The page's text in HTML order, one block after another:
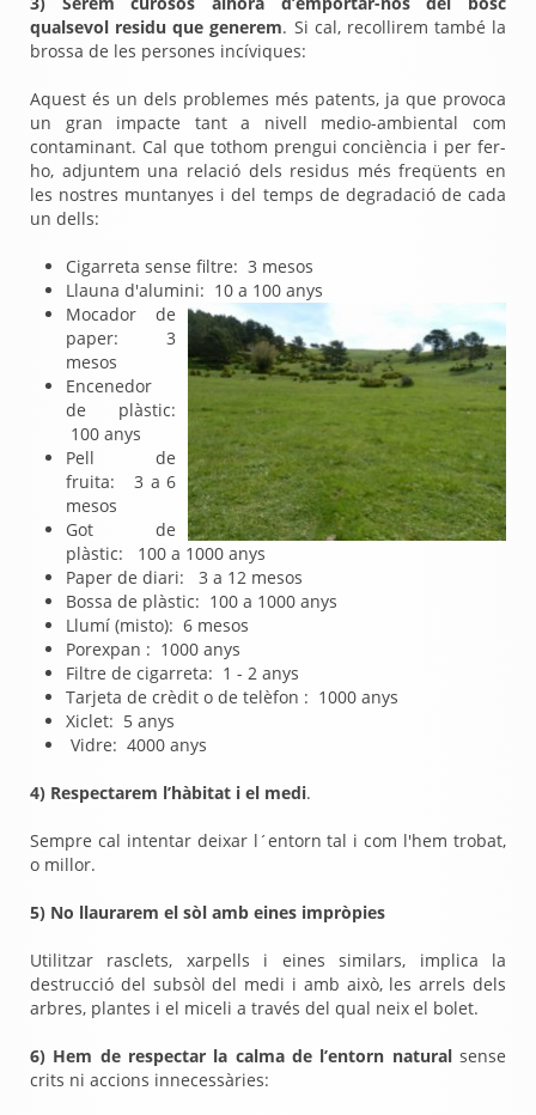
qualsevol residu que generem. Si cal, recollirem també la
brossa de les persones incíviques:
Aquest és un dels problemes més patents, ja que provoca
un gran impacte tant a nivell medio-ambiental com
contaminant. Cal que tothom prengui conciència i per fer-
ho, adjuntem una relació dels residus més freqüents en
les nostres muntanyes i del temps de degradació de cada
un dells:
Cigarreta sense filtre: 3 mesos
Llauna d'alumini: 10 a 100 anys
Mocador de
paper: 3
mesos
Encenedor
de plàstic:
100 anys
Pell de
fruita: 3 a 6
mesos
Got de
plàstic: 100 a 1000 anys
Paper de diari: 3 a 12 mesos
Bossa de plàstic: 100 a 1000 anys
Llumí (misto): 6 mesos
Porexpan : 1000 anys
Filtre de cigarreta: 1 - 2 anys
Tarjeta de crèdit o de telèfon : 1000 anys
Xiclet: 5 anys
Vidre: 4000 anys
4) Respectarem l’hàbitat i el medi.
Sempre cal intentar deixar l´entorn tal i com l'hem trobat,
o millor.
5) No llaurarem el sòl amb eines impròpies
Utilitzar rasclets, xarpells i eines similars, implica la
destrucció del subsòl del medi i amb això, les arrels dels
arbres, plantes i el miceli a través del qual neix el bolet.
6) Hem de respectar la calma de l’entorn natural sense
crits ni accions innecessàries: